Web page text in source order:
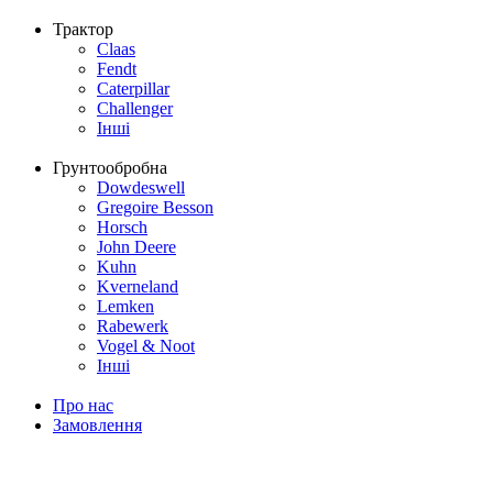
Трактор
Claas
Fendt
Caterpillar
Challenger
Інші
Грунтообробна
Dowdeswell
Gregoire Besson
Horsch
John Deere
Kuhn
Kverneland
Lemken
Rabewerk
Vogel & Noot
Інші
Про нас
Замовлення